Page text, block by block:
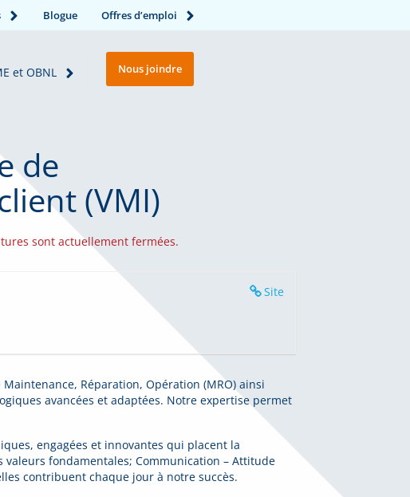
Blogue Offres d’emploi
et OBNL Nous joindre
de
(VMI)
sont actuellement fermées.
Site
Réparation, Opération (MRO) ainsi
avancées et adaptées. Notre expertise permet
engagées et innovantes qui placent la
fondamentales; Communication – Attitude
contribuent chaque jour à notre succès.